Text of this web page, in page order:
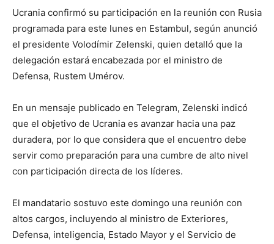
Ucrania confirmó su participación en la reunión con Rusia
programada para este lunes en Estambul, según anunció
el presidente Volodímir Zelenski, quien detalló que la
delegación estará encabezada por el ministro de
Defensa, Rustem Umérov.
En un mensaje publicado en Telegram, Zelenski indicó
que el objetivo de Ucrania es avanzar hacia una paz
duradera, por lo que considera que el encuentro debe
servir como preparación para una cumbre de alto nivel
con participación directa de los líderes.
El mandatario sostuvo este domingo una reunión con
altos cargos, incluyendo al ministro de Exteriores,
Defensa, inteligencia, Estado Mayor y el Servicio de